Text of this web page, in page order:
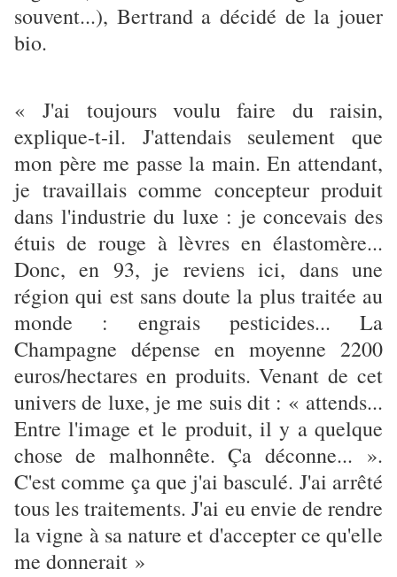
souvent...), Bertrand a décidé de la jouer
bio.
« J'ai toujours voulu faire du raisin,
explique-t-il. J'attendais seulement que
mon père me passe la main. En attendant,
je travaillais comme concepteur produit
dans l'industrie du luxe : je concevais des
étuis de rouge à lèvres en élastomère...
Donc, en 93, je reviens ici, dans une
région qui est sans doute la plus traitée au
monde : engrais pesticides... La
Champagne dépense en moyenne 2200
euros/hectares en produits. Venant de cet
univers de luxe, je me suis dit : « attends...
Entre l'image et le produit, il y a quelque
chose de malhonnête. Ça déconne... ».
C'est comme ça que j'ai basculé. J'ai arrêté
tous les traitements. J'ai eu envie de rendre
la vigne à sa nature et d'accepter ce qu'elle
me donnerait »